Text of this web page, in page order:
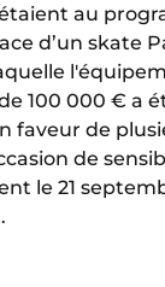
au
d’un skate
100 000 € a
faveur de
de
le 21